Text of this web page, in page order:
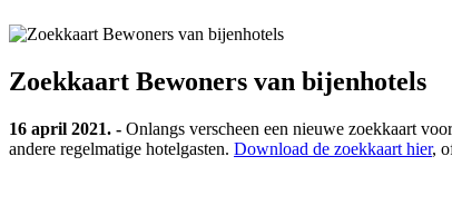
Zoekkaart Bewoners van bijenhotels
16 april 2021. - Onlangs verscheen een nieuwe zoekkaart
andere regelmatige hotelgasten. Download de zoekkaart hier,